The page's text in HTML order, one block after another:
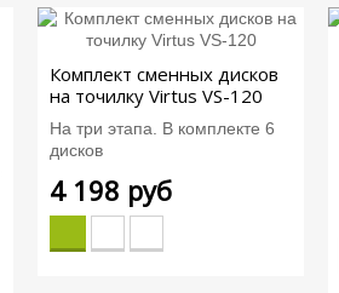
Комплект сменных дисков
на точилку Virtus VS-120
На три этапа. В комплекте 6
дисков
4 198 руб